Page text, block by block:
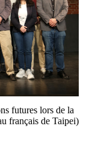
futures lors de la
français de Taipei)